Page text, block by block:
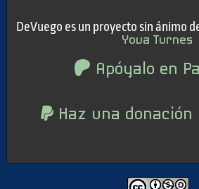
DeVuego es un proyecto sin ánimo
Yova Turnes
Apóyalo en
Haz una donación